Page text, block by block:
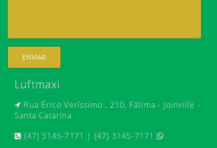
ENVIAR
Luftmaxi
Rua Érico Veríssimo , 210, Fátima - Joinville -
Santa Catarina
(47) 3145-7171 | (47) 3145-7171